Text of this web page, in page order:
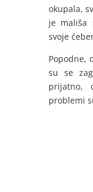
okupala,
je mališa
svoje
Popodne,
su se
prijatno,
problemi